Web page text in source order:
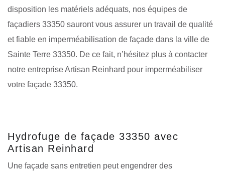
disposition les matériels adéquats, nos équipes de
façadiers 33350 sauront vous assurer un travail de qualité
et fiable en imperméabilisation de façade dans la ville de
Sainte Terre 33350. De ce fait, n’hésitez plus à contacter
notre entreprise Artisan Reinhard pour imperméabiliser
votre façade 33350.
Hydrofuge de façade 33350 avec
Artisan Reinhard
Une façade sans entretien peut engendrer des